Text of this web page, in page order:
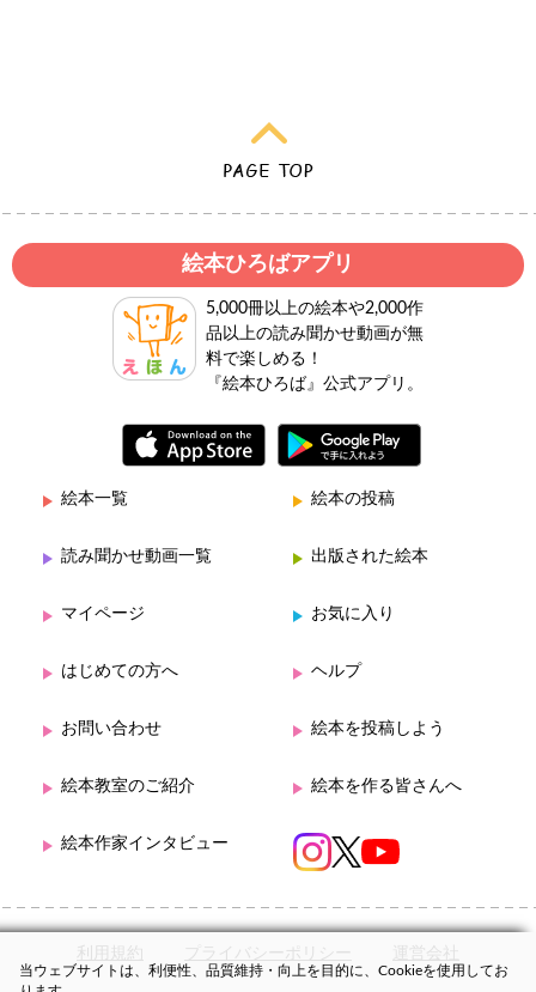
絵本ひろばアプリ
5,000冊以上の絵本や2,000作
品以上の読み聞かせ動画が無
料で楽しめる！
『絵本ひろば』公式アプリ。
絵本一覧 絵本の投稿
読み聞かせ動画一覧 出版された絵本
マイページ お気に入り
はじめての方へ ヘルプ
お問い合わせ 絵本を投稿しよう
絵本教室のご紹介 絵本を作る皆さんへ
絵本作家インタビュー
利用規約 プライバシーポリシー 運営会社
当ウェブサイトは、利便性、品質維持・向上を目的に、Cookieを使用してお